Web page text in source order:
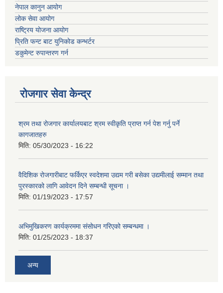
नेपाल कानुन आयोग
लोक सेवा आयोग
राष्ट्रिय योजना आयोग
प्रिति फन्ट बाट युनिकोड कन्भर्टर
डकुमेन्ट रुपान्तरण गर्न
रोजगार सेवा केन्द्र
श्रम तथा रोजगार कार्यालयबाट श्रम स्वीकृति प्राप्त गर्न पेश गर्नु पर्ने
कागजातहरु
मिति: 05/30/2023 - 16:22
वैदिशिक रोजगारीबाट फर्किएर स्वदेशमा उद्यम गरी बसेका उद्यमीलाई सम्मान तथा
पुरस्कारको लागि आवेदन दिने सम्बन्धी सूचना ।
मिति: 01/19/2023 - 17:57
अभिमुखिकरण कार्यक्रममा संसोधन गरिएको सम्बन्धमा ।
मिति: 01/25/2023 - 18:37
अन्य